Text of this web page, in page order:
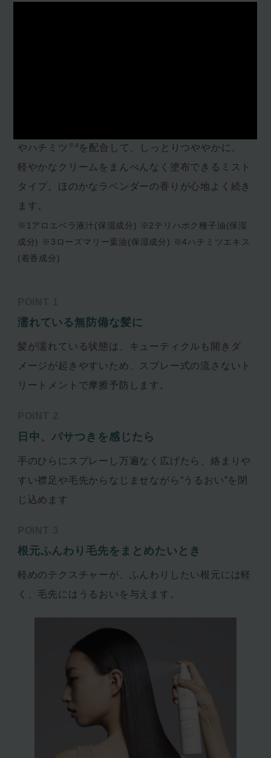
やハチミツ ※4 を配合して、しっとりつややかに。
軽やかなクリームをまんべんなく塗布できるミスト
タイプ。ほのかなラベンダーの香りが心地よく続き
ます。
※1アロエベラ液汁(保湿成分) ※2テリハボク種子油(保湿
成分) ※3ローズマリー葉油(保湿成分) ※4ハチミツエキス
(着香成分)
濡れている無防備な髪に
髪が濡れている状態は、キューティクルも開きダ
メージが起きやすいため、スプレー式の流さないト
リートメントで摩擦予防します。
日中、パサつきを感じたら
手のひらにスプレーし万遍なく広げたら、絡まりや
すい襟足や毛先からなじませながら“うるおい”を閉
じ込めます
根元ふんわり毛先をまとめたいとき
軽めのテクスチャーが、ふんわりしたい根元には軽
く、毛先にはうるおいを与えます。